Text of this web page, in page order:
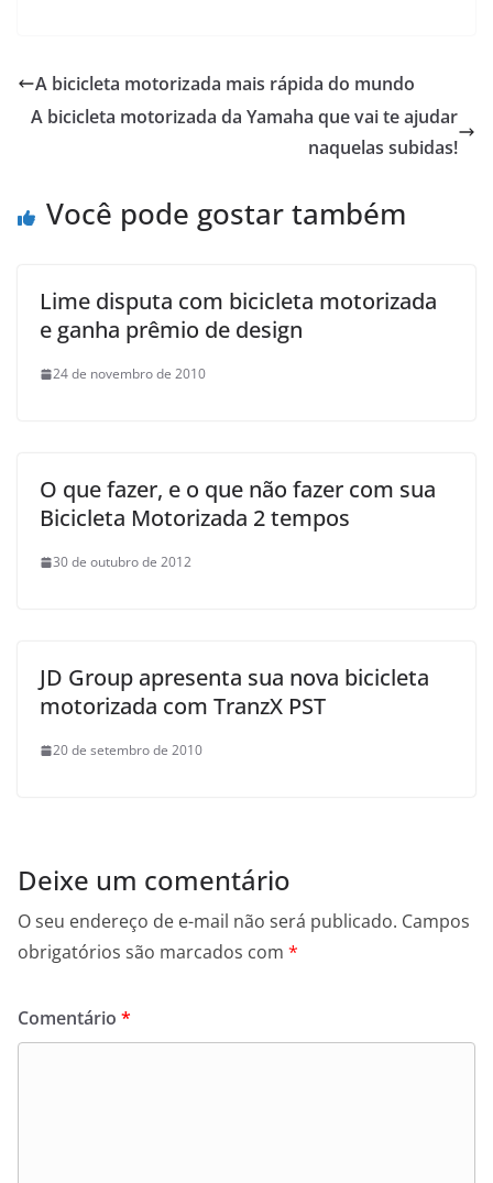
A bicicleta motorizada mais rápida do mundo
A bicicleta motorizada da Yamaha que vai te ajudar
naquelas subidas!
Você pode gostar também
Lime disputa com bicicleta motorizada
e ganha prêmio de design
24 de novembro de 2010
O que fazer, e o que não fazer com sua
Bicicleta Motorizada 2 tempos
30 de outubro de 2012
JD Group apresenta sua nova bicicleta
motorizada com TranzX PST
20 de setembro de 2010
Deixe um comentário
O seu endereço de e-mail não será publicado. Campos
obrigatórios são marcados com *
Comentário *